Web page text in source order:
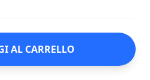
AL CARRELLO